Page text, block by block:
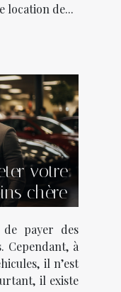
location de...
votre
chère
de payer des
Cependant, à
il n’est
il existe